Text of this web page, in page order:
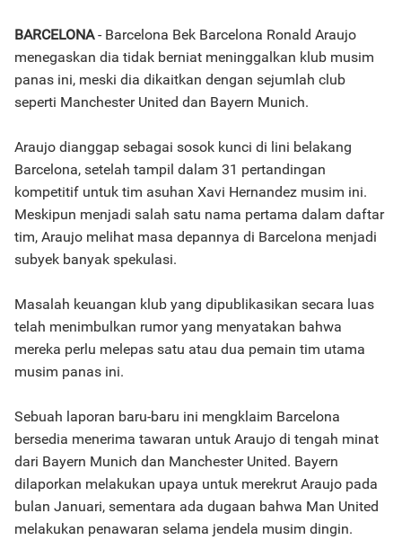
BARCELONA- Barcelona Bek Barcelona Ronald Araujo
menegaskan dia tidak berniat meninggalkan klub musim
panas ini, meski dia dikaitkan dengan sejumlah club
seperti Manchester United dan Bayern Munich.
Araujo dianggap sebagai sosok kunci di lini belakang
Barcelona, setelah tampil dalam 31 pertandingan
kompetitif untuk tim asuhan Xavi Hernandez musim ini.
Meskipun menjadi salah satu nama pertama dalam daftar
tim, Araujo melihat masa depannya di Barcelona menjadi
subyek banyak spekulasi.
Masalah keuangan klub yang dipublikasikan secara luas
telah menimbulkan rumor yang menyatakan bahwa
mereka perlu melepas satu atau dua pemain tim utama
musim panas ini.
Sebuah laporan baru-baru ini mengklaim Barcelona
bersedia menerima tawaran untuk Araujo di tengah minat
dari Bayern Munich dan Manchester United. Bayern
dilaporkan melakukan upaya untuk merekrut Araujo pada
bulan Januari, sementara ada dugaan bahwa Man United
melakukan penawaran selama jendela musim dingin.